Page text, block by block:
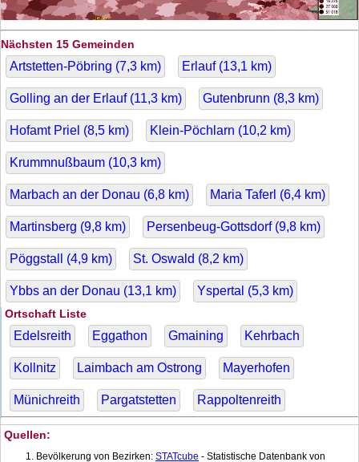
Nächsten 15 Gemeinden
Artstetten-Pöbring (7,3 km) Erlauf (13,1 km)
Golling an der Erlauf (11,3 km) Gutenbrunn (8,3 km)
Hofamt Priel (8,5 km) Klein-Pöchlarn (10,2 km)
Krummnußbaum (10,3 km)
Marbach an der Donau (6,8 km) Maria Taferl (6,4 km)
Martinsberg (9,8 km) Persenbeug-Gottsdorf (9,8 km)
Pöggstall (4,9 km) St. Oswald (8,2 km)
Ybbs an der Donau (13,1 km) Yspertal (5,3 km)
Ortschaft Liste
Edelsreith Eggathon Gmaining Kehrbach
Kollnitz Laimbach am Ostrong Mayerhofen
Münichreith Pargatstetten Rappoltenreith
Quellen:
Bevölkerung von Bezirken: STATcube - Statistische Datenbank von